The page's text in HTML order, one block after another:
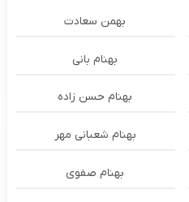
بهمن سعادت
بهنام بانی
بهنام حسن زاده
بهنام شعبانی مهر
بهنام صفوی